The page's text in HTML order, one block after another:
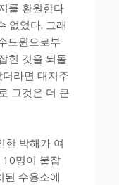
를 환원한다
없었다. 그래
도원으로부
힌 것을 되돌
라면 대지주
그것은 더 큰
한 박해가 여
10명이 붙잡
된 수용소에